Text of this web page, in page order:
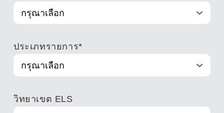
ประเภทรายการ*
วิทยาเขต ELS